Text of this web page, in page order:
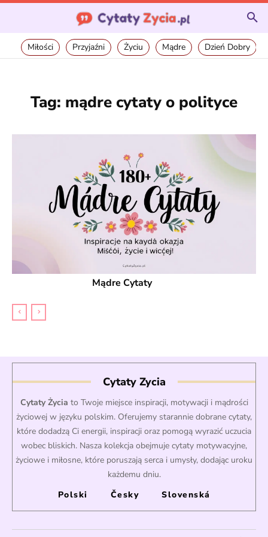
Miłości Przyjaźni Życiu Mądre Dzień Dobry
Tag: mądre cytaty o polityce
Mądre Cytaty
Cytaty Zycia
Cytaty Życia to Twoje miejsce inspiracji, motywacji i mądrości
życiowej w języku polskim. Oferujemy starannie dobrane cytaty,
które dodadzą Ci energii, inspiracji oraz pomogą wyrazić uczucia
wobec bliskich. Nasza kolekcja obejmuje cytaty motywacyjne,
życiowe i miłosne, które poruszają serca i umysły, dodając uroku
każdemu dniu.
Polski
Česky Slovenská